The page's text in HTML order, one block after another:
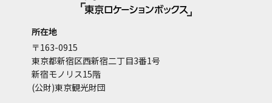
所在地
〒163-0915
東京都新宿区西新宿二丁目3番1号
新宿モノリス15階
(公財)東京観光財団